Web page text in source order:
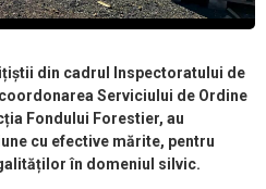
din cadrul Inspectoratului de
Serviciului de Ordine
Fondului Forestier, au
cu efective mărite, pentru
în domeniul silvic.